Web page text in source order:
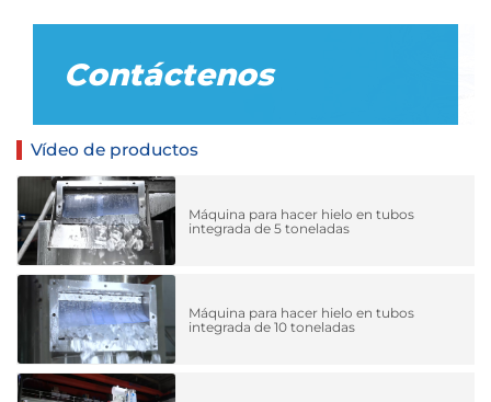
Contáctenos
Vídeo de productos
Máquina para hacer hielo en tubos
integrada de 5 toneladas
Máquina para hacer hielo en tubos
integrada de 10 toneladas